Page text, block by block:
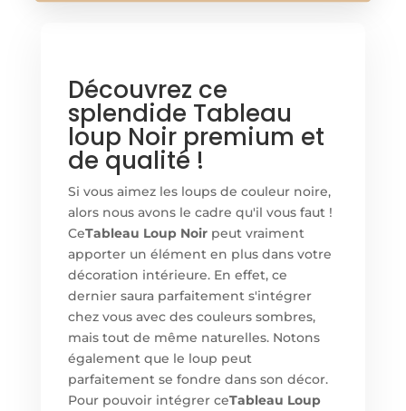
Découvrez ce
splendide Tableau
loup Noir premium et
de qualité !
Si vous aimez les loups de couleur noire,
alors nous avons le cadre qu'il vous faut !
CeTableau Loup Noirpeut vraiment
apporter un élément en plus dans votre
décoration intérieure. En effet, ce
dernier saura parfaitement s'intégrer
chez vous avec des couleurs sombres,
mais tout de même naturelles. Notons
également que le loup peut
parfaitement se fondre dans son décor.
Pour pouvoir intégrer ceTableau Loup